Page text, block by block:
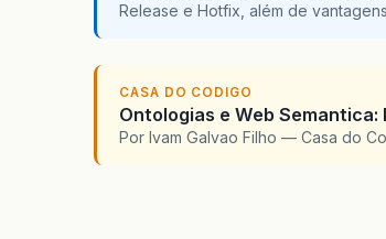
Release e Hotfix, além de
CASA DO CODIGO
Ontologias e Web
Por Ivam Galvao Filho — Casa do